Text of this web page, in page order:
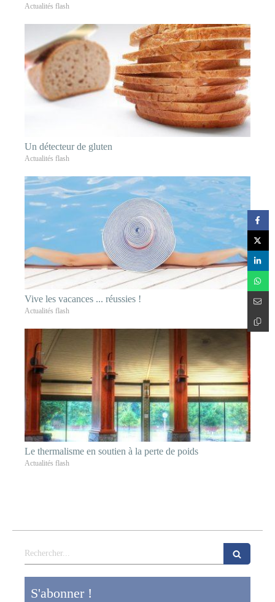
Actualités flash
Un détecteur de gluten
Actualités flash
Vive les vacances ... réussies !
Actualités flash
Le thermalisme en soutien à la perte de poids
Actualités flash
Rechercher
S'abonner !